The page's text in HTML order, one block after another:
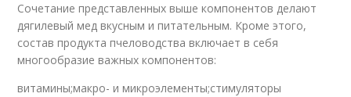
Сочетание представленных выше компонентов делают
дягилевый мед вкусным и питательным. Кроме этого,
состав продукта пчеловодства включает в себя
многообразие важных компонентов:
витамины;макро- и микроэлементы;стимуляторы